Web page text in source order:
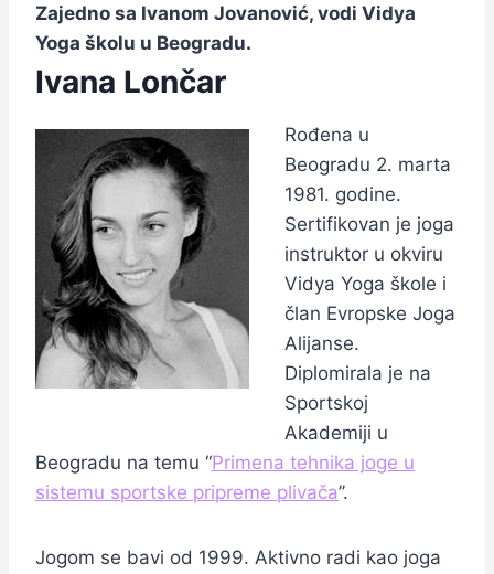
Zajedno sa Ivanom Jovanović, vodi Vidya
Yoga školu u Beogradu.
Ivana Lončar
Rođena u
Beogradu 2. marta
1981. godine.
Sertifikovan je joga
instruktor u okviru
Vidya Yoga škole i
član Evropske Joga
Alijanse.
Diplomirala je na
Sportskoj
Akademiji u
Beogradu na temu “Primena tehnika joge u
sistemu sportske pripreme plivača’’.
Jogom se bavi od 1999. Aktivno radi kao joga